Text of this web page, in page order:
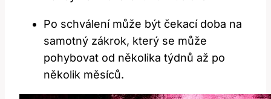
Po schválení může být​ čekací doba na
samotný zákrok, který ⁢se⁣ může
pohybovat od několika ​týdnů až‌ po
několik měsíců.